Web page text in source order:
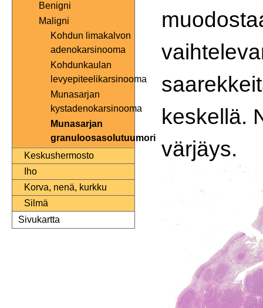
Benigni
Maligni
Kohdun limakalvon
adenokarsinooma
Kohdunkaulan
levyepiteelikarsinooma
Munasarjan
kystadenokarsinooma
Munasarjan
granuloosasolutuumori
Keskushermosto
Iho
Korva, nenä, kurkku
Silmä
Sivukartta
keskellä.
värjäys.